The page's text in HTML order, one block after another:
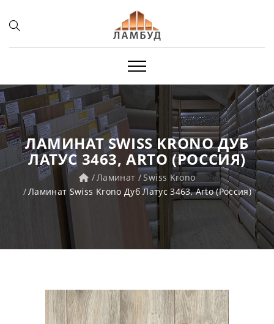
ЛАМИНАТ SWISS KRONO ДУБ
ЛАТУС 3463, ARTO (РОССИЯ)
Ламинат
Swiss Krono
Ламинат Swiss Krono Дуб Латус 3463, Arto (Россия)